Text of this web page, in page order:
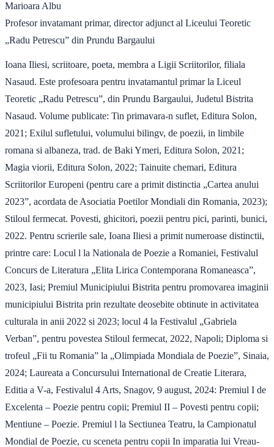
Marioara Albu
Profesor invatamant primar, director adjunct al Liceului Teoretic
„Radu Petrescu” din Prundu Bargaului
Ioana Iliesi, scriitoare, poeta, membra a Ligii Scriitorilor, filiala
Nasaud. Este profesoara pentru invatamantul primar la Liceul
Teoretic „Radu Petrescu”, din Prundu Bargaului, Judetul Bistrita
Nasaud. Volume publicate: Tin primavara-n suflet, Editura Solon,
2021; Exilul sufletului, volumului bilingv, de poezii, in limbile
romana si albaneza, trad. de Baki Ymeri, Editura Solon, 2021;
Magia viorii, Editura Solon, 2022; Tainuite chemari, Editura
Scriitorilor Europeni (pentru care a primit distinctia „Cartea anului
2023”, acordata de Asociatia Poetilor Mondiali din Romania, 2023);
Stiloul fermecat. Povesti, ghicitori, poezii pentru pici, parinti, bunici,
2022. Pentru scrierile sale, Ioana Iliesi a primit numeroase distinctii,
printre care: Locul l la Nationala de Poezie a Romaniei, Festivalul
Concurs de Literatura „Elita Lirica Contemporana Romaneasca”,
2023, Iasi; Premiul Municipiului Bistrita pentru promovarea imaginii
municipiului Bistrita prin rezultate deosebite obtinute in activitatea
culturala in anii 2022 si 2023; locul 4 la Festivalul „Gabriela
Verban”, pentru povestea Stiloul fermecat, 2022, Napoli; Diploma si
trofeul „Fii tu Romania” la „Olimpiada Mondiala de Poezie”, Sinaia,
2024; Laureata a Concursului International de Creatie Literara,
Editia a V-a, Festivalul 4 Arts, Snagov, 9 august, 2024: Premiul I de
Excelenta – Poezie pentru copii; Premiul II – Povesti pentru copii;
Mentiune – Poezie. Premiul l la Sectiunea Teatru, la Campionatul
Mondial de Poezie, cu sceneta pentru copii In imparatia lui Vreau-